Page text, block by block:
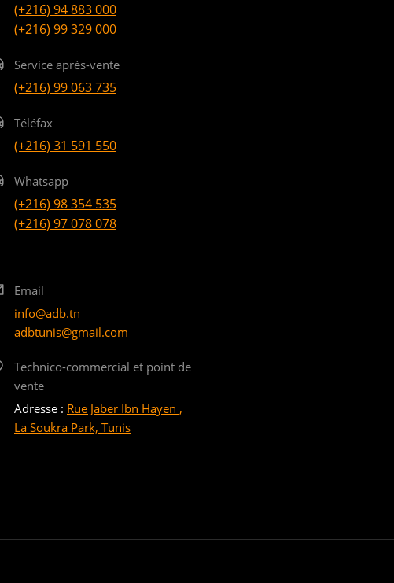
(+216) 94 883 000
(+216) 99 329 000
Service après-vente
(+216) 99 063 735
Téléfax
(+216) 31 591 550
Whatsapp
(+216) 98 354 535
(+216) 97 078 078
Email
info@adb.tn
adbtunis@gmail.com
Technico-commercial et point de
vente
Adresse : Rue Jaber Ibn Hayen ,
La Soukra Park, Tunis